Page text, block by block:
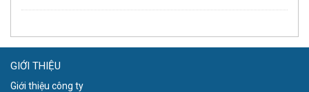
GIỚI THIỆU
Giới thiệu công ty